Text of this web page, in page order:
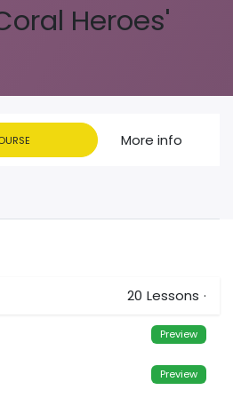
Heroes'
More info
20 Lessons ·
Preview
Preview